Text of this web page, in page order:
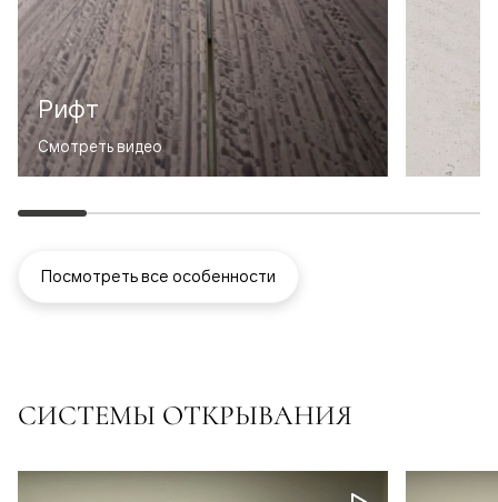
Рифт
Смотреть видео
Посмотреть все особенности
СИСТЕМЫ ОТКРЫВАНИЯ